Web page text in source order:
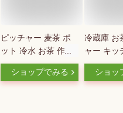
ピッチャー 麦茶 ポ
ット 冷水 お茶 作り
置き お茶ポット 冷
蔵庫 麦茶ポット 洗
ショップでみる
冷蔵庫 お
ャー キッ
5000ml
4000ml
ショッ